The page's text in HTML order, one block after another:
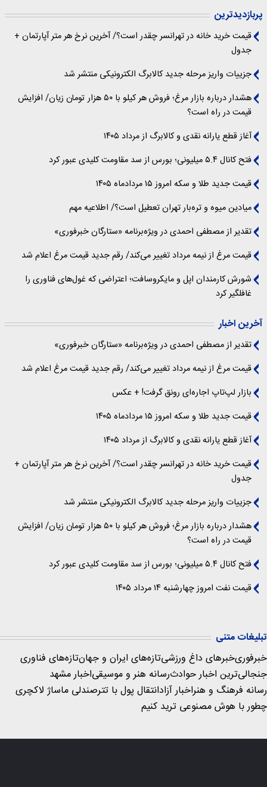
پربازدیدترین
قیمت خرید خانه در تهرانسر چقدر است؟/ آخرین نرخ هر متر آپارتمان +
جدول
جزییات واریز مرحله جدید کالابرگ الکترونیکی منتشر شد
هشدار درباره بازار مرغ؛ فروش هر کیلو با ۵۰ هزار تومان زیان/ افزایش
قیمت در راه است؟
آغاز قطع یارانه نقدی و کالابرگ از مرداد ۱۴۰۵
فتح کانال ۵.۴ میلیونی؛ بورس از سد مقاومت کلیدی عبور کرد
قیمت جدید طلا و سکه امروز ۱۵ مردادماه ۱۴۰۵
میادین میوه و تره‌بار تهران تعطیل است؟/ اطلاعیه مهم
تقدیر از مصطفی احمدی در ویژه‌برنامه «ستارگان خبرفوری»
قیمت مرغ از نیمه مرداد تغییر می‌کند/ رقم جدید قیمت مرغ اعلام شد
شورش کارمندان اپل و مایکروسافت؛ اعتراضی که غول‌های فناوری را
غافلگیر کرد
آخرین اخبار
تقدیر از مصطفی احمدی در ویژه‌برنامه «ستارگان خبرفوری»
قیمت مرغ از نیمه مرداد تغییر می‌کند/ رقم جدید قیمت مرغ اعلام شد
بازار لپ‌تاپ اجاره‌ای رونق گرفت! + عکس
قیمت جدید طلا و سکه امروز ۱۵ مردادماه ۱۴۰۵
آغاز قطع یارانه نقدی و کالابرگ از مرداد ۱۴۰۵
قیمت خرید خانه در تهرانسر چقدر است؟/ آخرین نرخ هر متر آپارتمان +
جدول
جزییات واریز مرحله جدید کالابرگ الکترونیکی منتشر شد
هشدار درباره بازار مرغ؛ فروش هر کیلو با ۵۰ هزار تومان زیان/ افزایش
قیمت در راه است؟
فتح کانال ۵.۴ میلیونی؛ بورس از سد مقاومت کلیدی عبور کرد
قیمت نفت امروز چهارشنبه ۱۴ مرداد ۱۴۰۵
تبلیغات متنی
خبرفوریخبرهای داغ ورزشیتازه‌های ایران و جهانتازه‌های فناوری
جنجالی‌ترین اخبار حوادثرسانه هنر و موسیقیاخبار مشهد
رسانه فرهنگ و هنراخبار آزادانتقال پول با تترصندلی ماساژ لاکچری
چطور با هوش مصنوعی ترید کنیم